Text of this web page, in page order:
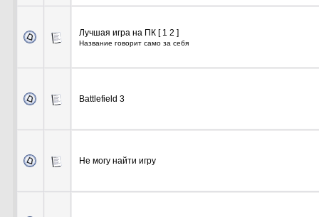
Лучшая игра на ПК [ 1 2 ]
Название говорит само за себя
Battlefield 3
Не могу найти игру